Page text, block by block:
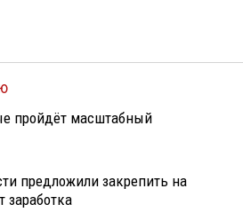
пройдёт масштабный
предложили закрепить на
заработка